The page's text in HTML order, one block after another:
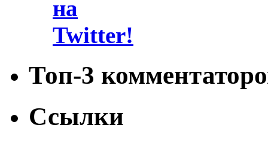
Топ-3
Ссылки